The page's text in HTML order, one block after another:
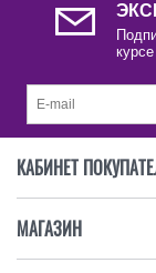
КАБИНЕТ
МАГАЗИН